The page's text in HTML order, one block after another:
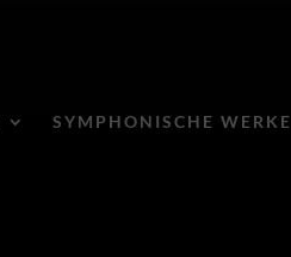
SYMPHONISCHE WERKE